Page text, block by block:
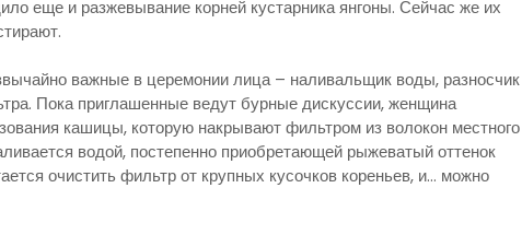
еще и разжевывание корней кустарника янгоны. Сейчас же их
важные в церемонии лица – наливальщик воды, разносчик
Пока приглашенные ведут бурные дискуссии, женщина
кашицы, которую накрывают фильтром из волокон местного
водой, постепенно приобретающей рыжеватый оттенок
очистить фильтр от крупных кусочков кореньев, и… можно